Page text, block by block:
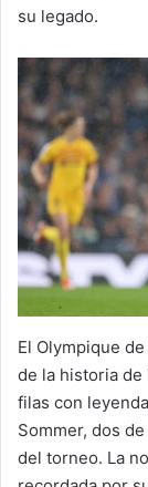
su legado.
El Olympique
de la historia de
filas con
Sommer, dos
del torneo. La